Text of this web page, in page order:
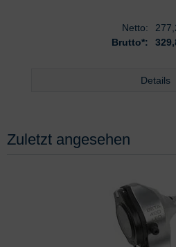
Netto:
Brutto*:
Details
Zuletzt angesehen